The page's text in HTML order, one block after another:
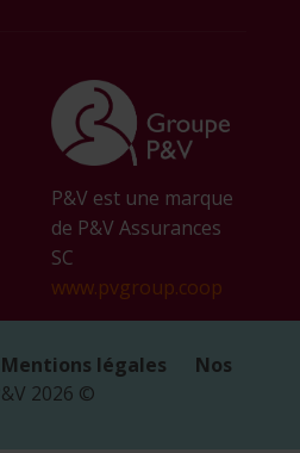
P&V est une marque
de P&V Assurances
SC
www.pvgroup.coop
Mentions légales
Nos
2026 ©